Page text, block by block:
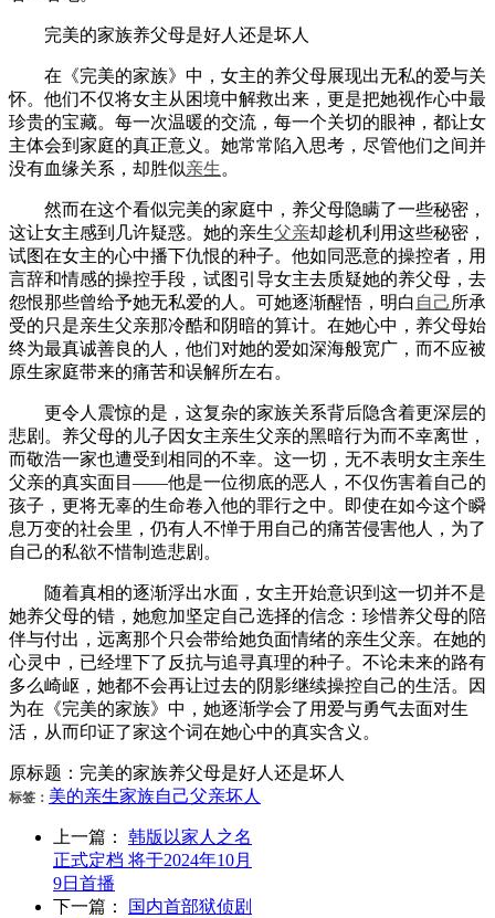
完美的家族养父母是好人还是坏人
在《完美的家族》中，女主的养父母展现出无私的爱与关
怀。他们不仅将女主从困境中解救出来，更是把她视作心中最
珍贵的宝藏。每一次温暖的交流，每一个关切的眼神，都让女
主体会到家庭的真正意义。她常常陷入思考，尽管他们之间并
没有血缘关系，却胜似亲生。
然而在这个看似完美的家庭中，养父母隐瞒了一些秘密，
这让女主感到几许疑惑。她的亲生父亲却趁机利用这些秘密，
试图在女主的心中播下仇恨的种子。他如同恶意的操控者，用
言辞和情感的操控手段，试图引导女主去质疑她的养父母，去
怨恨那些曾给予她无私爱的人。可她逐渐醒悟，明白 自己 所承
受的只是亲生父亲那冷酷和阴暗的算计。在她心中，养父母始
终为最真诚善良的人，他们对她的爱如深海般宽广，而不应被
原生家庭带来的痛苦和误解所左右。
更令人震惊的是，这复杂的家族关系背后隐含着更深层的
悲剧。养父母的儿子因女主亲生父亲的黑暗行为而不幸离世，
而敬浩一家也遭受到相同的不幸。这一切，无不表明女主亲生
父亲的真实面目——他是一位彻底的恶人，不仅伤害着自己的
孩子，更将无辜的生命卷入他的罪行之中。即使在如今这个瞬
息万变的社会里，仍有人不惮于用自己的痛苦侵害他人，为了
自己的私欲不惜制造悲剧。
随着真相的逐渐浮出水面，女主开始意识到这一切并不是
她养父母的错，她愈加坚定自己选择的信念：珍惜养父母的陪
伴与付出，远离那个只会带给她负面情绪的亲生父亲。在她的
心灵中，已经埋下了反抗与追寻真理的种子。不论未来的路有
多么崎岖，她都不会再让过去的阴影继续操控自己的生活。因
为在《完美的家族》中，她逐渐学会了用爱与勇气去面对生
活，从而印证了家这个词在她心中的真实含义。
原标题：完美的家族养父母是好人还是坏人
标签： 美的亲生家族自己父亲坏人
上一篇：
韩版以家人之名
正式定档 将于2024年10月
9日首播
下一篇：
国内首部狱侦剧